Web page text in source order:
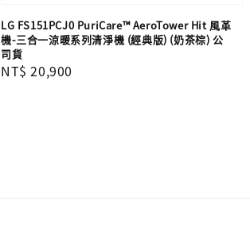
LG FS151PCJ0 PuriCare™ AeroTower Hit 風革
機-三合一涼暖系列清淨機 (經典版) (奶茶棕) 公
司貨
Regular
NT$ 20,900